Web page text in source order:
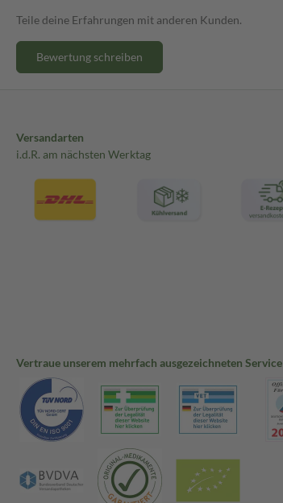
Teile deine Erfahrungen mit anderen Kunden.
Bewertung schreiben
Versandarten
i.d.R. am nächsten Werktag
Vertraue unserem mehrfach ausgezeichneten Service